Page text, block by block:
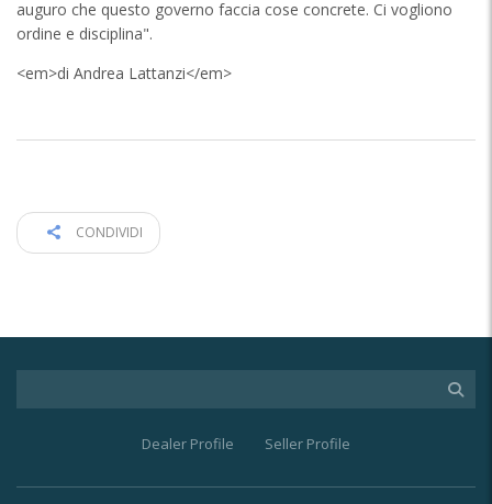
auguro che questo governo faccia cose concrete. Ci vogliono
ordine e disciplina".
<em>di Andrea Lattanzi</em>
CONDIVIDI
Dealer Profile Seller Profile